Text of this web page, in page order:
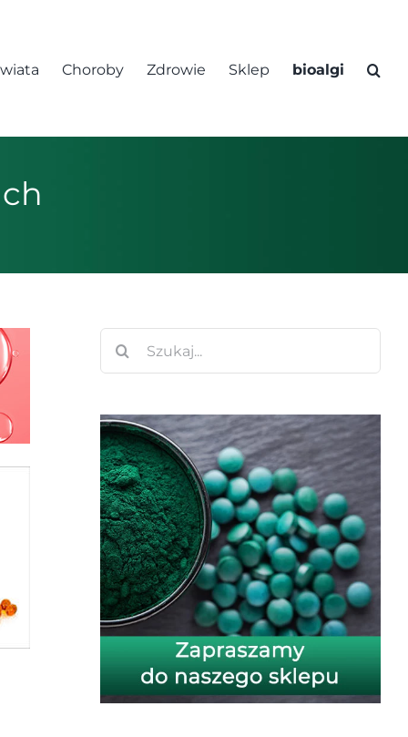
Choroby Zdrowie Sklep bioalgi